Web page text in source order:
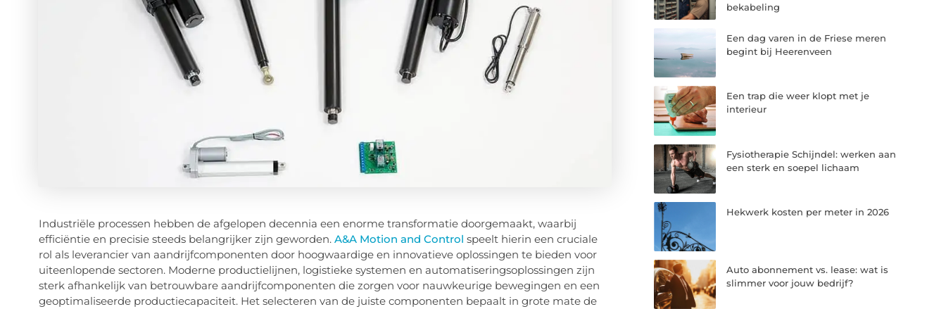
Industriële processen hebben de afgelopen decennia een enorme transformatie doorgemaakt, waarbij
efficiëntie en precisie steeds belangrijker zijn geworden. A&A Motion and Control speelt hierin een cruciale
rol als leverancier van aandrijfcomponenten door hoogwaardige en innovatieve oplossingen te bieden voor
uiteenlopende sectoren. Moderne productielijnen, logistieke systemen en automatiseringsoplossingen zijn
sterk afhankelijk van betrouwbare aandrijfcomponenten die zorgen voor nauwkeurige bewegingen en een
geoptimaliseerde productiecapaciteit. Het selecteren van de juiste componenten bepaalt in grote mate de
bekabeling
Een dag varen in de Friese meren
begint bij Heerenveen
Een trap die weer klopt met je
interieur
Fysiotherapie Schijndel: werken aan
een sterk en soepel lichaam
Hekwerk kosten per meter in 2026
Auto abonnement vs. lease: wat is
slimmer voor jouw bedrijf?